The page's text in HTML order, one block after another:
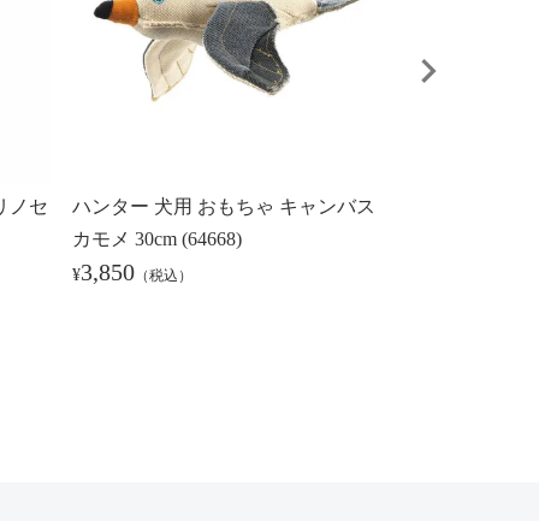
ノセ
ハンター 犬用 おもちゃ キャンバス
カモメ 30cm (64668)
¥3,850 （税込）